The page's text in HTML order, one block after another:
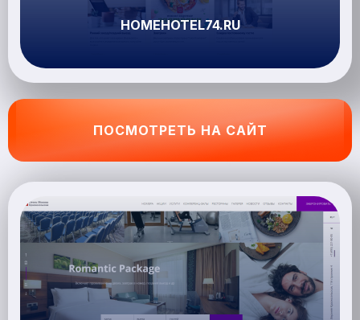
HOMEHOTEL74.RU
ПОСМОТРЕТЬ НА САЙТ